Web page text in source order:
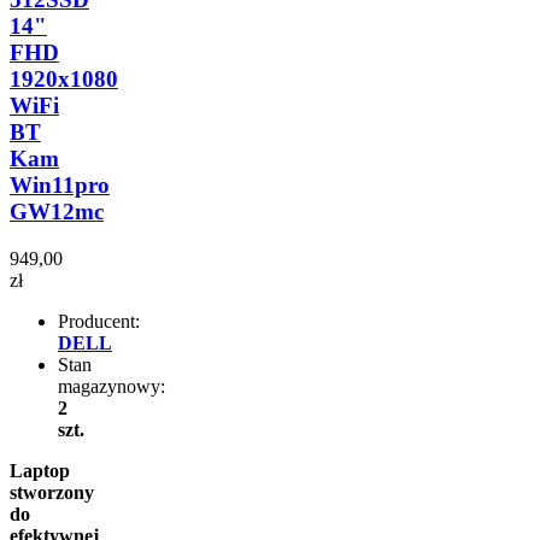
14"
FHD
1920x1080
WiFi
BT
Kam
Win11pro
GW12mc
949,00
zł
Producent:
DELL
Stan
magazynowy:
2
szt.
Laptop
stworzony
do